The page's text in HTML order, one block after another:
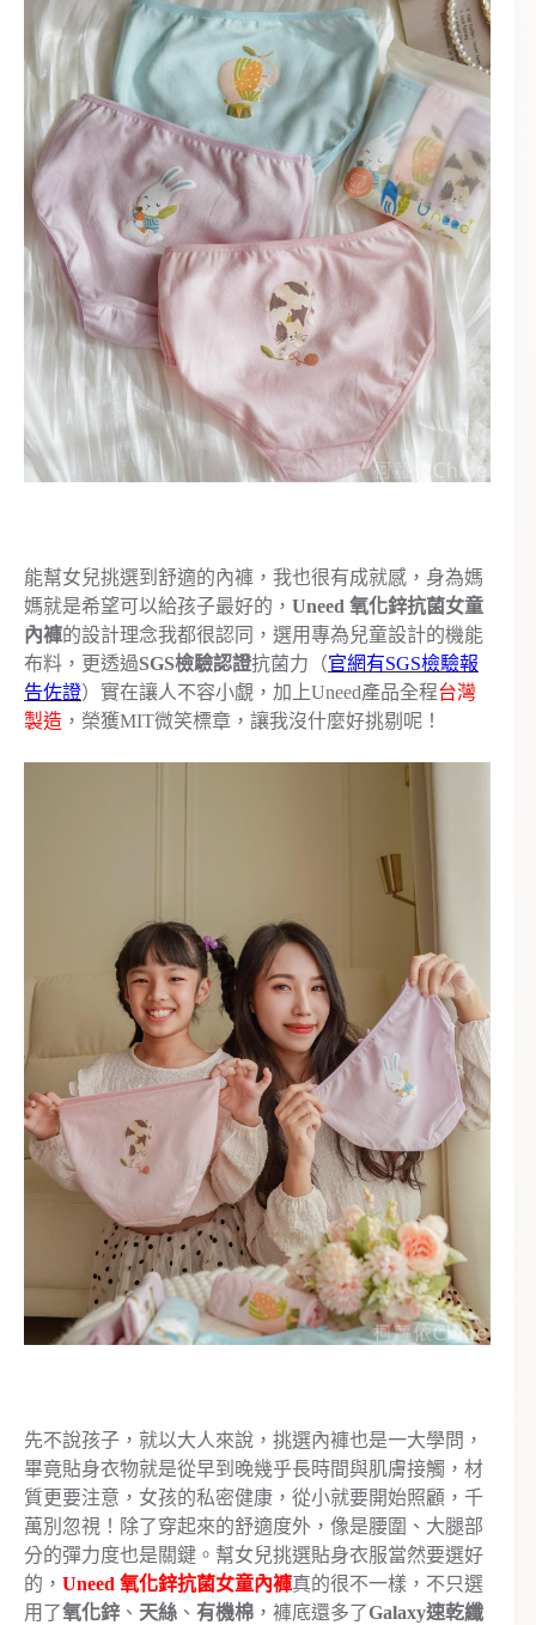
能幫女兒挑選到舒適的內褲，我也很有成就感，身為媽
媽就是希望可以給孩子最好的， Uneed 氧化鋅抗菌女童
內褲的設計理念我都很認同，選用專為兒童設計的機能
布料，更透過SGS檢驗認證抗菌力（官網有SGS檢驗報
告佐證）實在讓人不容小覷，加上Uneed產品全程台灣
製造 ，榮獲MIT微笑標章，讓我沒什麼好挑剔呢！
先不說孩子，就以大人來說，挑選內褲也是一大學問，
畢竟貼身衣物就是從早到晚幾乎長時間與肌膚接觸，材
質更要注意，女孩的私密健康，從小就要開始照顧，千
萬別忽視！除了穿起來的舒適度外，像是腰圍、大腿部
分的彈力度也是關鍵。幫女兒挑選貼身衣服當然要選好
的， Uneed 氧化鋅抗菌女童內褲真的很不一樣，不只選
用了氧化鋅 、 天絲 、 有機棉 ，褲底還多了Galaxy速乾纖